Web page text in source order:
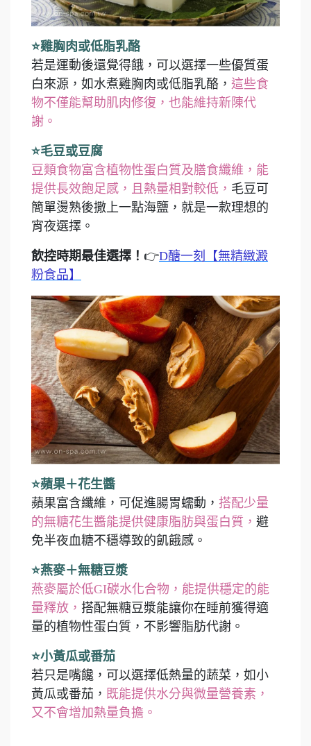
⭐雞胸肉或低脂乳酪
若是運動後還覺得餓，可以選擇一些優質蛋
白來源，如水煮雞胸肉或低脂乳酪， 這些食
物不僅能幫助肌肉修復，也能維持新陳代
謝。
⭐毛豆或豆腐
豆類食物富含植物性蛋白質及膳食纖維，能
提供長效飽足感，且熱量相對較低， 毛豆可
簡單燙熟後撒上一點海鹽，就是一款理想的
宵夜選擇。
飲控時期最佳選擇！ 👉D醣一刻【無精緻澱
粉食品】
⭐蘋果＋花生醬
蘋果富含纖維，可促進腸胃蠕動， 搭配少量
的無糖花生醬能提供健康脂肪與蛋白質， 避
免半夜血糖不穩導致的飢餓感。
⭐燕麥＋無糖豆漿
燕麥屬於低GI碳水化合物，能提供穩定的能
量釋放， 搭配無糖豆漿能讓你在睡前獲得適
量的植物性蛋白質，不影響脂肪代謝。
⭐小黃瓜或番茄
若只是嘴饞，可以選擇低熱量的蔬菜，如小
黃瓜或番茄， 既能提供水分與微量營養素，
又不會增加熱量負擔。